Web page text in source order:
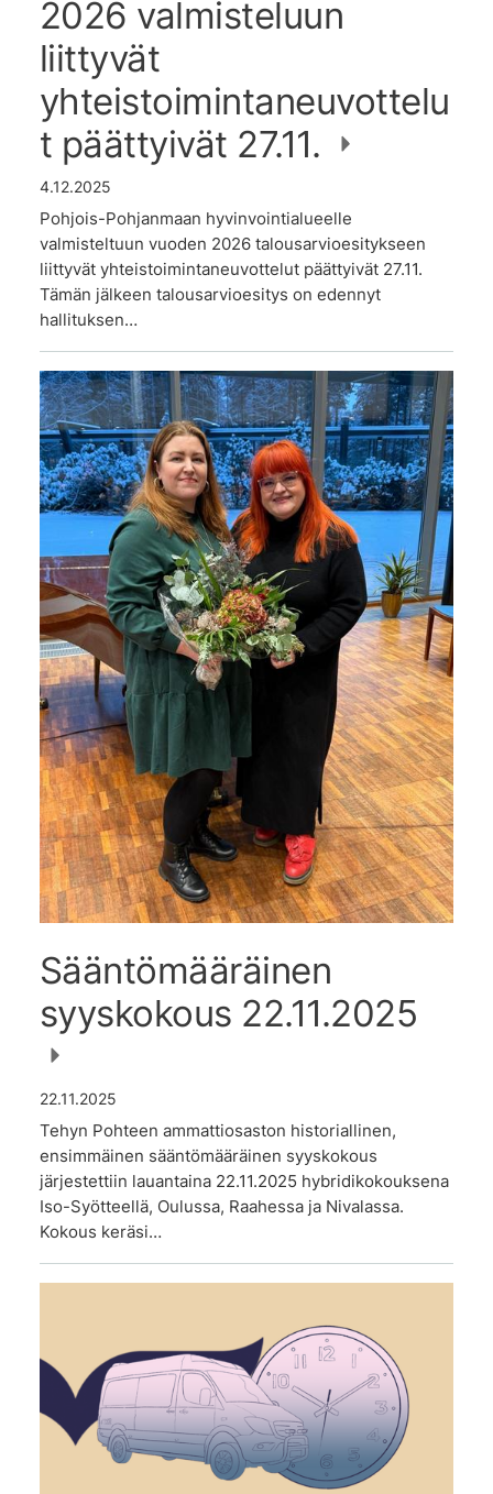
2026 valmisteluun
liittyvät
yhteistoimintaneuvottelu
t päättyivät 27.11.
4.12.2025
Pohjois-Pohjanmaan hyvinvointialueelle
valmisteltuun vuoden 2026 talousarvioesitykseen
liittyvät yhteistoimintaneuvottelut päättyivät 27.11.
Tämän jälkeen talousarvioesitys on edennyt
hallituksen…
Sääntömääräinen
syyskokous 22.11.2025
22.11.2025
Tehyn Pohteen ammattiosaston historiallinen,
ensimmäinen sääntömääräinen syyskokous
järjestettiin lauantaina 22.11.2025 hybridikokouksena
Iso-Syötteellä, Oulussa, Raahessa ja Nivalassa.
Kokous keräsi…